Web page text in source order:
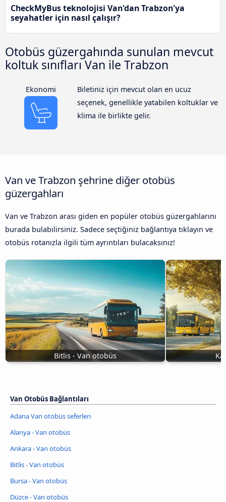
CheckMyBus teknolojisi Van'dan Trabzon'ya
seyahatler için nasıl çalışır?
Otobüs güzergahında sunulan mevcut
koltuk sınıfları Van ile Trabzon
Ekonomi
Biletiniz için mevcut olan en ucuz
seçenek, genellikle yatabilen koltuklar ve
klima ile birlikte gelir.
Van ve Trabzon şehrine diğer otobüs
güzergahları
Van ve Trabzon arası giden en popüler otobüs güzergahlarını
burada bulabilirsiniz. Sadece seçtiğiniz bağlantıya tıklayın ve
otobüs rotanızla ilgili tüm ayrıntıları bulacaksınız!
Bitlis - Van otobüs
Van Otobüs Bağlantıları
Adana Van otobüs seferleri
Alanya - Van otobüs
Ankara - Van otobüs
Bitlis - Van otobüs
Bursa - Van otobüs
Düzce - Van otobüs